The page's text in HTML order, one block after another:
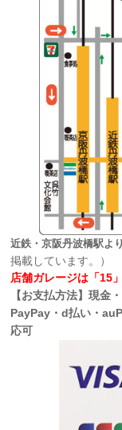
近鉄・京阪丹波橋駅よ
掲載しています。）
店舗ガレージは「15
【お支払方法】現金
PayPay・d払い・
応可